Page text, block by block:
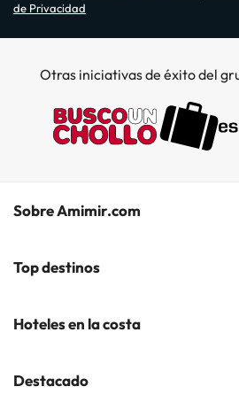
de Privacidad
Otras iniciativas de éxito del
Sobre Amimir.com
¿Quiénes somos?
Gestionar mi reserva
Top destinos
Hoteles en Salou
Hoteles en Andorra la Vella
Hoteles en la costa
Hoteles en la Costa Azahar
Destacado